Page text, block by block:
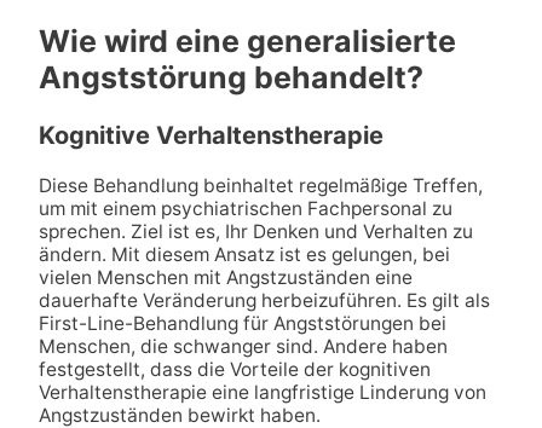
Wie wird eine generalisierte
Angststörung behandelt?
Kognitive Verhaltenstherapie
Diese Behandlung beinhaltet regelmäßige Treffen,
um mit einem psychiatrischen Fachpersonal zu
sprechen. Ziel ist es, Ihr Denken und Verhalten zu
ändern. Mit diesem Ansatz ist es gelungen, bei
vielen Menschen mit Angstzuständen eine
dauerhafte Veränderung herbeizuführen. Es gilt als
First-Line-Behandlung für Angststörungen bei
Menschen, die schwanger sind. Andere haben
festgestellt, dass die Vorteile der kognitiven
Verhaltenstherapie eine langfristige Linderung von
Angstzuständen bewirkt haben.